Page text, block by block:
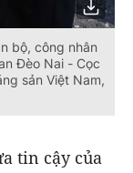
bộ, công nhân
Đèo Nai - Cọc
sản Việt Nam,
tin cậy của